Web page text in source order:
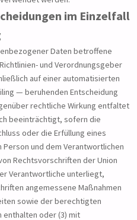
im Einzelfall
Daten betroffene
und Verordnungsgeber
auf einer automatisierten
— beruhenden Entscheidung
rechtliche Wirkung entfaltet
beeinträchtigt, sofern die
oder die Erfüllung eines
und dem Verantwortlichen
Rechtsvorschriften der Union
Verantwortliche unterliegt,
angemessene Maßnahmen
sowie der berechtigten
oder (3) mit